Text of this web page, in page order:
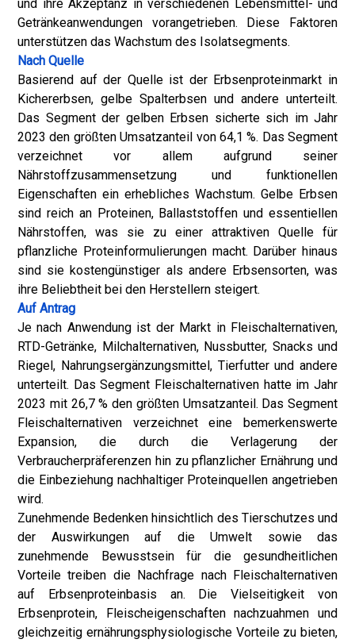
und ihre Akzeptanz in verschiedenen Lebensmittel- und
Getränkeanwendungen vorangetrieben. Diese Faktoren
unterstützen das Wachstum des Isolatsegments.
Nach Quelle
Basierend auf der Quelle ist der Erbsenproteinmarkt in
Kichererbsen, gelbe Spalterbsen und andere unterteilt.
Das Segment der gelben Erbsen sicherte sich im Jahr
2023 den größten Umsatzanteil von 64,1 %. Das Segment
verzeichnet vor allem aufgrund seiner
Nährstoffzusammensetzung und funktionellen
Eigenschaften ein erhebliches Wachstum. Gelbe Erbsen
sind reich an Proteinen, Ballaststoffen und essentiellen
Nährstoffen, was sie zu einer attraktiven Quelle für
pflanzliche Proteinformulierungen macht. Darüber hinaus
sind sie kostengünstiger als andere Erbsensorten, was
ihre Beliebtheit bei den Herstellern steigert.
Auf Antrag
Je nach Anwendung ist der Markt in Fleischalternativen,
RTD-Getränke, Milchalternativen, Nussbutter, Snacks und
Riegel, Nahrungsergänzungsmittel, Tierfutter und andere
unterteilt. Das Segment Fleischalternativen hatte im Jahr
2023 mit 26,7 % den größten Umsatzanteil. Das Segment
Fleischalternativen verzeichnet eine bemerkenswerte
Expansion, die durch die Verlagerung der
Verbraucherpräferenzen hin zu pflanzlicher Ernährung und
die Einbeziehung nachhaltiger Proteinquellen angetrieben
wird.
Zunehmende Bedenken hinsichtlich des Tierschutzes und
der Auswirkungen auf die Umwelt sowie das
zunehmende Bewusstsein für die gesundheitlichen
Vorteile treiben die Nachfrage nach Fleischalternativen
auf Erbsenproteinbasis an. Die Vielseitigkeit von
Erbsenprotein, Fleischeigenschaften nachzuahmen und
gleichzeitig ernährungsphysiologische Vorteile zu bieten,